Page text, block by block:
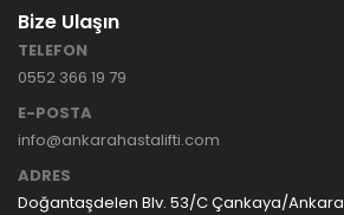
Bize Ulaşın
TELEFON
0552 366 19 79
E-POSTA
info@ankarahastalifti.com
ADRES
Doğantaşdelen Blv. 53/C Çankaya/Ankara